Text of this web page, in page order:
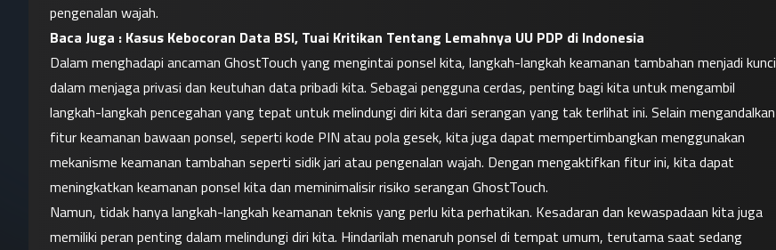
pengenalan wajah.
Baca Juga : Kasus Kebocoran Data BSI, Tuai Kritikan Tentang Lemahnya UU PDP di Indonesia
Dalam menghadapi ancaman GhostTouch yang mengintai ponsel kita, langkah-langkah keamanan tambahan menjadi kunci
dalam menjaga privasi dan keutuhan data pribadi kita. Sebagai pengguna cerdas, penting bagi kita untuk mengambil
langkah-langkah pencegahan yang tepat untuk melindungi diri kita dari serangan yang tak terlihat ini. Selain mengandalkan
fitur keamanan bawaan ponsel, seperti kode PIN atau pola gesek, kita juga dapat mempertimbangkan menggunakan
mekanisme keamanan tambahan seperti sidik jari atau pengenalan wajah. Dengan mengaktifkan fitur ini, kita dapat
meningkatkan keamanan ponsel kita dan meminimalisir risiko serangan GhostTouch.
Namun, tidak hanya langkah-langkah keamanan teknis yang perlu kita perhatikan. Kesadaran dan kewaspadaan kita juga
memiliki peran penting dalam melindungi diri kita. Hindarilah menaruh ponsel di tempat umum, terutama saat sedang